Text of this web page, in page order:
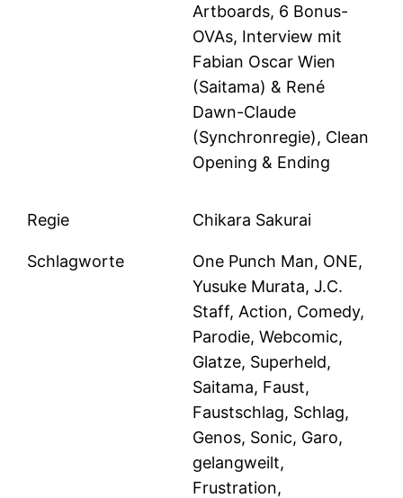
Artboards, 6 Bonus-
OVAs, Interview mit
Fabian Oscar Wien
(Saitama) & René
Dawn-Claude
(Synchronregie), Clean
Opening & Ending
Regie Chikara Sakurai
Schlagworte
One Punch Man, ONE,
Yusuke Murata, J.C.
Staff, Action, Comedy,
Parodie, Webcomic,
Glatze, Superheld,
Saitama, Faust,
Faustschlag, Schlag,
Genos, Sonic, Garo,
gelangweilt,
Frustration,